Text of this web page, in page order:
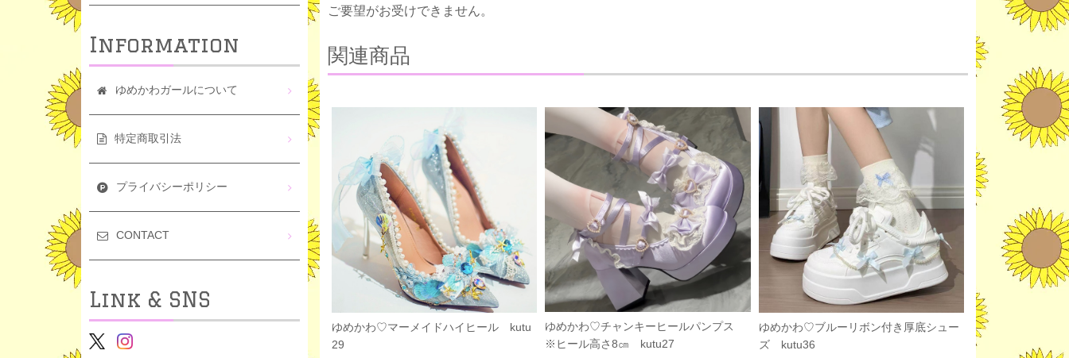
ご要望がお受けできません。
関連商品
ゆめかわ♡マーメイドハイヒール kutu
29
ゆめかわ♡チャンキーヒールパンプス
※ヒール高さ8㎝ kutu27
ゆめかわ♡ブルーリボン付き厚底シュー
ズ kutu36
Information
ゆめかわガールについて
特定商取引法
プライバシーポリシー
CONTACT
Link & SNS